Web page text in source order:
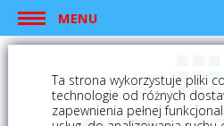
MENU
Ta strona wykorzystuje pliki
technologie od różnych
zapewnienia pełnej